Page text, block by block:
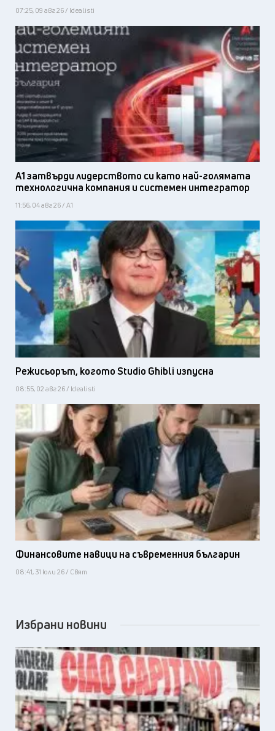
07:25, 09 авг 26 / Idealisti
А1 затвърди лидерството си като най-голямата
технологична компания и системен интегратор
11:56, 04 авг 26 / А1
Режисьорът, когото Studio Ghibli изпусна
08:55, 02 авг 26 / Idealisti
Финансовите навици на съвременния българин
08:41, 31 юли 26 / Свят
Избрани новини